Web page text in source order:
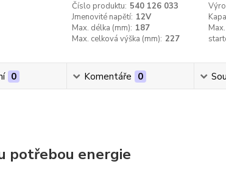
Číslo produktu: 540 126 033
Jmenovité napětí: 12V
Max. délka (mm): 187
Max. celková výška (mm): 227
0 Komentáře 0
potřebou energie